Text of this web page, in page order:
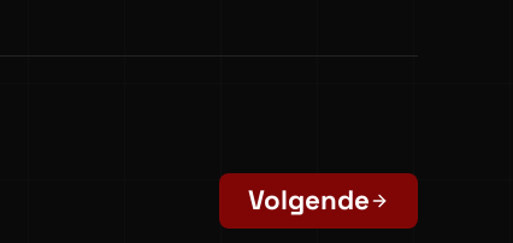
Volgende